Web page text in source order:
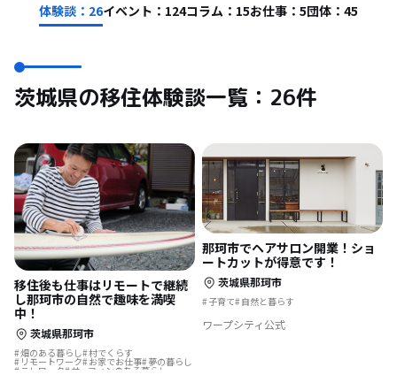
体験談：26イベント：124コラム：15お仕事：5団体：45
茨城県の移住体験談一覧：26件
移住後も仕事はリモートで継続
し那珂市の自然で趣味を満喫
中！
茨城県那珂市
畑のある暮らし 村でくらす
リモートワーク お家でお仕事 夢の暮らし
テレワーク サーフィンのある暮らし
那珂市でヘアサロン開業！ショ
ートカットが得意です！
茨城県那珂市
子育て 自然と暮らす
ワープシティ公式